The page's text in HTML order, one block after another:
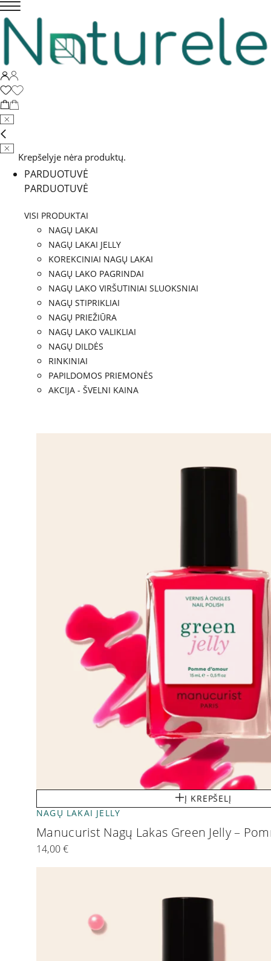
Krepšelyje nėra produktų.
PARDUOTUVĖ
PARDUOTUVĖ
VISI PRODUKTAI
NAGŲ LAKAI
NAGŲ LAKAI JELLY
KOREKCINIAI NAGŲ LAKAI
NAGŲ LAKO PAGRINDAI
NAGŲ LAKO VIRŠUTINIAI SLUOKSNIAI
NAGŲ STIPRIKLIAI
NAGŲ PRIEŽIŪRA
NAGŲ LAKO VALIKLIAI
NAGŲ DILDĖS
RINKINIAI
PAPILDOMOS PRIEMONĖS
AKCIJA - ŠVELNI KAINA
Į KREPŠELĮ
NAGŲ LAKAI JELLY
Manucurist Nagų Lakas Green Jelly –
14,00€